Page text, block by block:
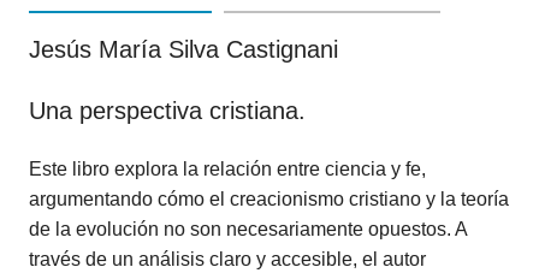
Jesús María Silva Castignani
Una perspectiva cristiana.
Este libro explora la relación entre ciencia y fe,
argumentando cómo el creacionismo cristiano y la teoría
de la evolución no son necesariamente opuestos. A
través de un análisis claro y accesible, el autor